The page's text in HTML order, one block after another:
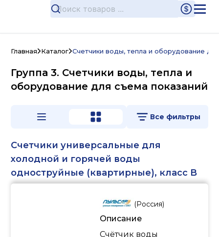
Главная Каталог Счетчики воды, тепла и оборудование
Группа 3. Счетчики воды, тепла и
оборудование для съема показаний
Все фильтры
Счетчики универсальные для
холодной и горячей воды
одноструйные (квартирные), класс B
(Россия)
Описание
Счётчик воды